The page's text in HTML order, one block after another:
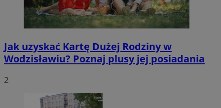
Jak uzyskać Kartę Dużej Rodziny w
Wodzisławiu? Poznaj plusy jej posiadania
2